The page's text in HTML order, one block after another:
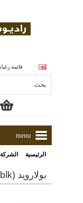
قائمة
menu
الرئيسية الشركة